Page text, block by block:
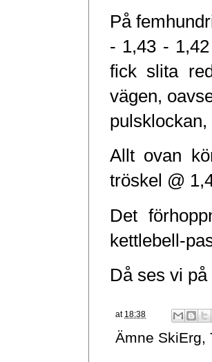
På
- 1,43 -
fick slita
vägen,
pulsklockan
Allt ovan
tröskel @
Det
kettlebell-
Då ses vi på
at 18:38
Ämne SkiErg,